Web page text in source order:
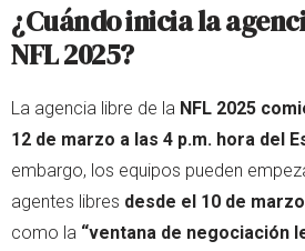
¿Cuándo inicia la
NFL 2025?
La agencia libre de la NFL 2025
12 de marzo a las 4 p.m. hora del
embargo, los equipos pueden
agentes libres desde el 10 de marzo
como la “ventana de negociación